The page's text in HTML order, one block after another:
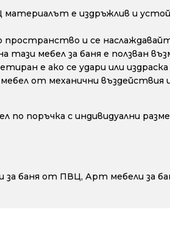
е издръжлив и
пространство и се
тази мебел за баня е ползван
е ако се удари или
от механични
по поръчка с индивидуални
за баня от ПВЦ, Арт мебели за